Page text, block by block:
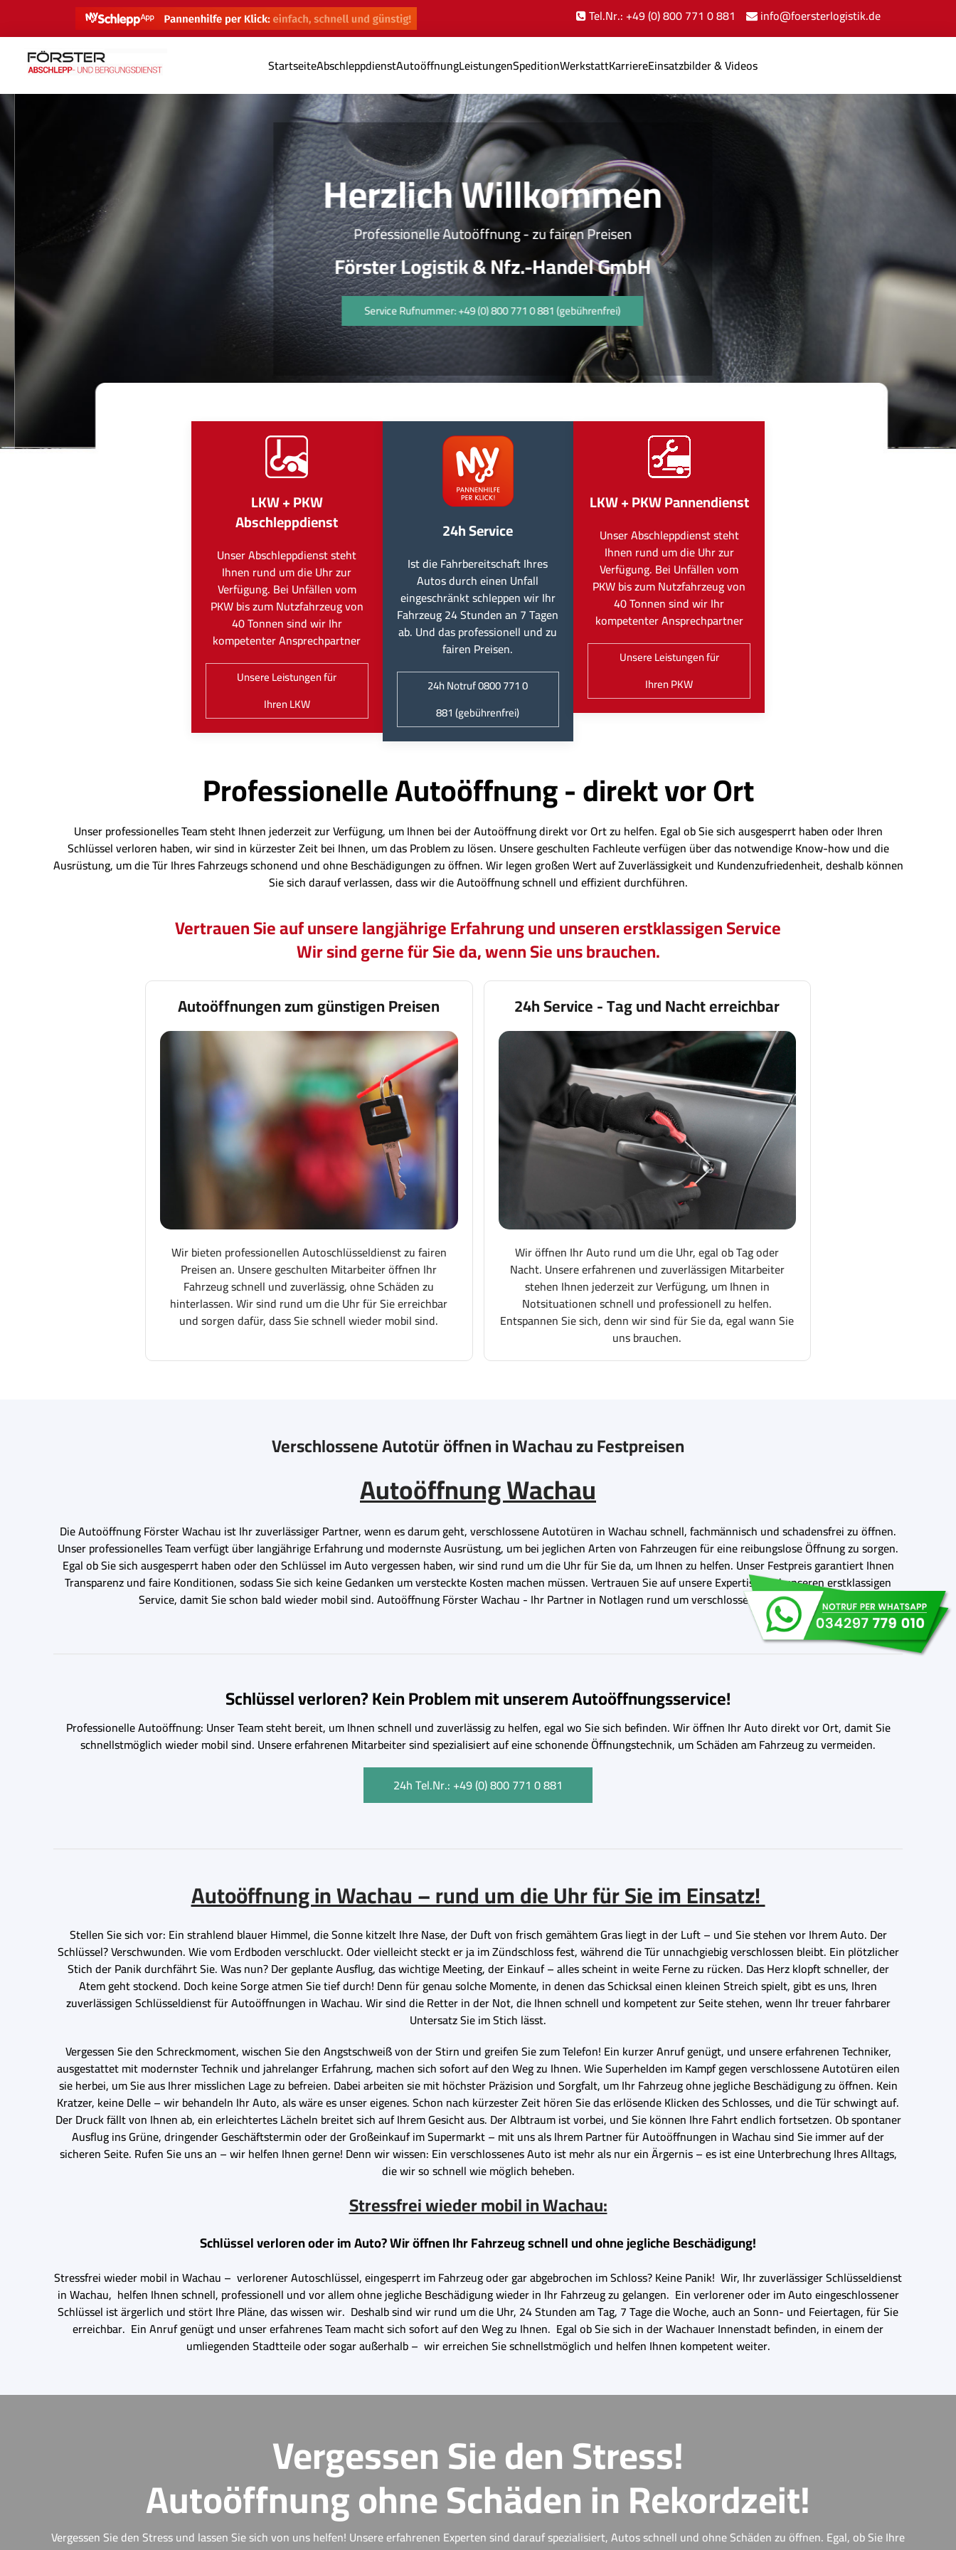
Tel.Nr.: +49 (0) 800 771 0 881 info@foersterlogistik.de
StartseiteAbschleppdienstAutoöffnungLeistungenSpeditionWerkstattKarriereEinsatzbilder & Videos
Herzlich Willkommen
Professionelle Autoöffnung - zu fairen Preisen
Förster Logistik & Nfz.-Handel GmbH
Service Rufnummer: +49 (0) 800 771 0 881 (gebührenfrei)
LKW + PKW
Abschleppdienst
Unser Abschleppdienst steht
Ihnen rund um die Uhr zur
Verfügung. Bei Unfällen vom
PKW bis zum Nutzfahrzeug von
40 Tonnen sind wir Ihr
kompetenter Ansprechpartner
Unsere Leistungen für
Ihren LKW
24h Service
Ist die Fahrbereitschaft Ihres
Autos durch einen Unfall
eingeschränkt schleppen wir Ihr
Fahrzeug 24 Stunden an 7 Tagen
ab. Und das professionell und zu
fairen Preisen.
24h Notruf 0800 771 0
881 (gebührenfrei)
LKW + PKW Pannendienst
Unser Abschleppdienst steht
Ihnen rund um die Uhr zur
Verfügung. Bei Unfällen vom
PKW bis zum Nutzfahrzeug von
40 Tonnen sind wir Ihr
kompetenter Ansprechpartner
Unsere Leistungen für
Ihren PKW
Professionelle Autoöffnung - direkt vor Ort
Unser professionelles Team steht Ihnen jederzeit zur Verfügung, um Ihnen bei der Autoöffnung direkt vor Ort zu helfen. Egal ob Sie sich ausgesperrt haben oder Ihren
Schlüssel verloren haben, wir sind in kürzester Zeit bei Ihnen, um das Problem zu lösen. Unsere geschulten Fachleute verfügen über das notwendige Know-how und die
Ausrüstung, um die Tür Ihres Fahrzeugs schonend und ohne Beschädigungen zu öffnen. Wir legen großen Wert auf Zuverlässigkeit und Kundenzufriedenheit, deshalb können
Sie sich darauf verlassen, dass wir die Autoöffnung schnell und effizient durchführen.
Vertrauen Sie auf unsere langjährige Erfahrung und unseren erstklassigen Service
Wir sind gerne für Sie da, wenn Sie uns brauchen.
Autoöffnungen zum günstigen Preisen
Wir bieten professionellen Autoschlüsseldienst zu fairen
Preisen an. Unsere geschulten Mitarbeiter öffnen Ihr
Fahrzeug schnell und zuverlässig, ohne Schäden zu
hinterlassen. Wir sind rund um die Uhr für Sie erreichbar
und sorgen dafür, dass Sie schnell wieder mobil sind.
24h Service - Tag und Nacht erreichbar
Wir öffnen Ihr Auto rund um die Uhr, egal ob Tag oder
Nacht. Unsere erfahrenen und zuverlässigen Mitarbeiter
stehen Ihnen jederzeit zur Verfügung, um Ihnen in
Notsituationen schnell und professionell zu helfen.
Entspannen Sie sich, denn wir sind für Sie da, egal wann Sie
uns brauchen.
Verschlossene Autotür öffnen in Wachau zu Festpreisen
Autoöffnung Wachau
Die Autoöffnung Förster Wachau ist Ihr zuverlässiger Partner, wenn es darum geht, verschlossene Autotüren in Wachau schnell, fachmännisch und schadensfrei zu öffnen.
Unser professionelles Team verfügt über langjährige Erfahrung und modernste Ausrüstung, um bei jeglichen Arten von Fahrzeugen für eine reibungslose Öffnung zu sorgen.
Egal ob Sie sich ausgesperrt haben oder den Schlüssel im Auto vergessen haben, wir sind rund um die Uhr für Sie da, um Ihnen zu helfen. Unser Festpreis garantiert Ihnen
Transparenz und faire Konditionen, sodass Sie sich keine Gedanken um versteckte Kosten machen müssen. Vertrauen Sie auf unsere Expertise und unseren erstklassigen
Service, damit Sie schon bald wieder mobil sind. Autoöffnung Förster Wachau - Ihr Partner in Notlagen rund um verschlossene Autotüren.
Schlüssel verloren? Kein Problem mit unserem Autoöffnungsservice!
Professionelle Autoöffnung: Unser Team steht bereit, um Ihnen schnell und zuverlässig zu helfen, egal wo Sie sich befinden. Wir öffnen Ihr Auto direkt vor Ort, damit Sie
schnellstmöglich wieder mobil sind. Unsere erfahrenen Mitarbeiter sind spezialisiert auf eine schonende Öffnungstechnik, um Schäden am Fahrzeug zu vermeiden.
24h Tel.Nr.: +49 (0) 800 771 0 881
Autoöffnung in Wachau – rund um die Uhr für Sie im Einsatz!
Stellen Sie sich vor: Ein strahlend blauer Himmel, die Sonne kitzelt Ihre Nase, der Duft von frisch gemähtem Gras liegt in der Luft – und Sie stehen vor Ihrem Auto. Der
Schlüssel? Verschwunden. Wie vom Erdboden verschluckt. Oder vielleicht steckt er ja im Zündschloss fest, während die Tür unnachgiebig verschlossen bleibt. Ein plötzlicher
Stich der Panik durchfährt Sie. Was nun? Der geplante Ausflug, das wichtige Meeting, der Einkauf – alles scheint in weite Ferne zu rücken. Das Herz klopft schneller, der
Atem geht stockend. Doch keine Sorge atmen Sie tief durch! Denn für genau solche Momente, in denen das Schicksal einen kleinen Streich spielt, gibt es uns, Ihren
zuverlässigen Schlüsseldienst für Autoöffnungen in Wachau. Wir sind die Retter in der Not, die Ihnen schnell und kompetent zur Seite stehen, wenn Ihr treuer fahrbarer
Untersatz Sie im Stich lässt.
Vergessen Sie den Schreckmoment, wischen Sie den Angstschweiß von der Stirn und greifen Sie zum Telefon! Ein kurzer Anruf genügt, und unsere erfahrenen Techniker,
ausgestattet mit modernster Technik und jahrelanger Erfahrung, machen sich sofort auf den Weg zu Ihnen. Wie Superhelden im Kampf gegen verschlossene Autotüren eilen
sie herbei, um Sie aus Ihrer misslichen Lage zu befreien. Dabei arbeiten sie mit höchster Präzision und Sorgfalt, um Ihr Fahrzeug ohne jegliche Beschädigung zu öffnen. Kein
Kratzer, keine Delle – wir behandeln Ihr Auto, als wäre es unser eigenes. Schon nach kürzester Zeit hören Sie das erlösende Klicken des Schlosses, und die Tür schwingt auf.
Der Druck fällt von Ihnen ab, ein erleichtertes Lächeln breitet sich auf Ihrem Gesicht aus. Der Albtraum ist vorbei, und Sie können Ihre Fahrt endlich fortsetzen. Ob spontaner
Ausflug ins Grüne, dringender Geschäftstermin oder der Großeinkauf im Supermarkt – mit uns als Ihrem Partner für Autoöffnungen in Wachau sind Sie immer auf der
sicheren Seite. Rufen Sie uns an – wir helfen Ihnen gerne! Denn wir wissen: Ein verschlossenes Auto ist mehr als nur ein Ärgernis – es ist eine Unterbrechung Ihres Alltags,
die wir so schnell wie möglich beheben.
Stressfrei wieder mobil in Wachau:
Schlüssel verloren oder im Auto? Wir öffnen Ihr Fahrzeug schnell und ohne jegliche Beschädigung!
Stressfrei wieder mobil in Wachau – verlorener Autoschlüssel, eingesperrt im Fahrzeug oder gar abgebrochen im Schloss? Keine Panik! Wir, Ihr zuverlässiger Schlüsseldienst
in Wachau, helfen Ihnen schnell, professionell und vor allem ohne jegliche Beschädigung wieder in Ihr Fahrzeug zu gelangen. Ein verlorener oder im Auto eingeschlossener
Schlüssel ist ärgerlich und stört Ihre Pläne, das wissen wir. Deshalb sind wir rund um die Uhr, 24 Stunden am Tag, 7 Tage die Woche, auch an Sonn- und Feiertagen, für Sie
erreichbar. Ein Anruf genügt und unser erfahrenes Team macht sich sofort auf den Weg zu Ihnen. Egal ob Sie sich in der Wachauer Innenstadt befinden, in einem der
umliegenden Stadtteile oder sogar außerhalb – wir erreichen Sie schnellstmöglich und helfen Ihnen kompetent weiter.
Vergessen Sie den Stress!
Autoöffnung ohne Schäden in Rekordzeit!
Vergessen Sie den Stress und lassen Sie sich von uns helfen! Unsere erfahrenen Experten sind darauf spezialisiert, Autos schnell und ohne Schäden zu öffnen. Egal, ob Sie Ihre